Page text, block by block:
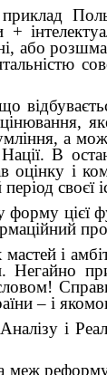
+
або
а
В
оцінку і
цієї
мастей і
– і
і
меж